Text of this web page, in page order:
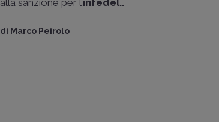
alla sanzione per l’infedel..
di Marco Peirolo